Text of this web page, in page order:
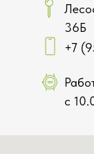
36Б
+7
с